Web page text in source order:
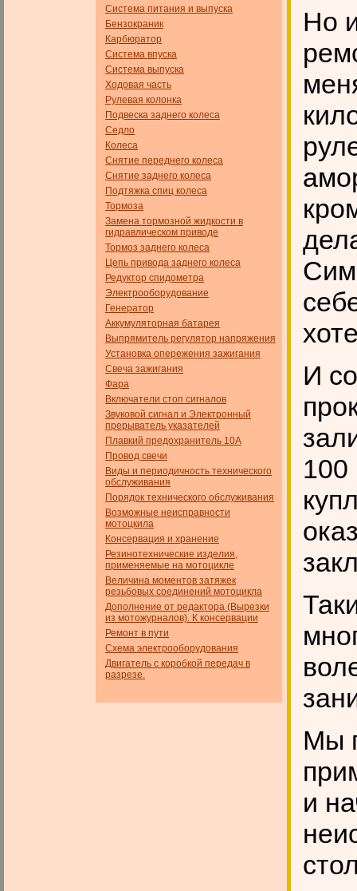
Система питания и выпуска
Бензокраник
Карбюратор
Система впуска
Система выпуска
Ходовая часть
Рулевая колонка
Подвеска заднего колеса
Седло
Колеса
Снятие переднего колеса
Снятие заднего колеса
Подтяжка спиц колеса
Тормоза
Замена тормозной жидкости в
гидравлическом приводе
Тормоз заднего колеса
Цепь привода заднего колеса
Редуктор спидометра
Электрооборудование
Генератор
Аккумуляторная батарея
Выпрямитель регулятор напряжения
Установка опережения зажигания
Свеча зажигания
Фара
Включатели стоп сигналов
Звуковой сигнал и Электронный
прерыватель указателей
Плавкий предохранитель 10А
Провод свечи
Виды и периодичность технического
обслуживания
Порядок технического обслуживания
Возможные неисправности
мотоцкила
Консервация и хранение
Резинотехнические изделия,
применяемые на мотоцикле
Величина моментов затяжек
резьбовых соединений мотоцикла
Дополнение от редактора (Вырезки
из мотожурналов). К консервации
Ремонт в пути
Схема электрооборудования
Двигатель с коробкой передач в
разрезе.
Но
И
100
Мы
и